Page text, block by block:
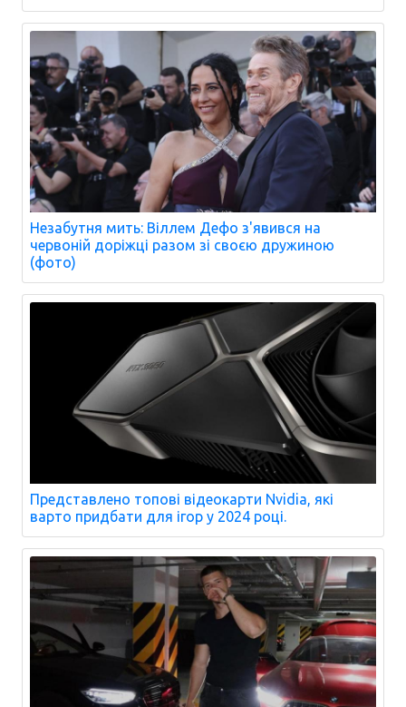
Незабутня мить: Віллем Дефо з'явився на
червоній доріжці разом зі своєю дружиною
(фото)
Представлено топові відеокарти Nvidia, які
варто придбати для ігор у 2024 році.